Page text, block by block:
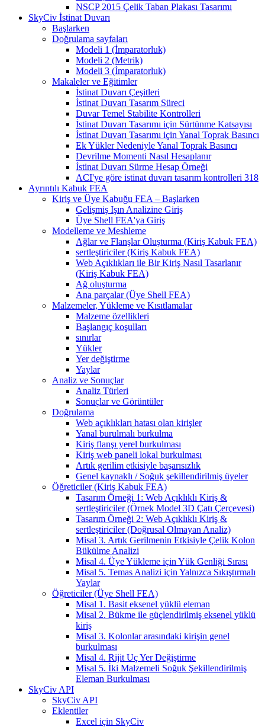
NSCP 2015 Çelik Taban Plakası Tasarımı
SkyCiv İstinat Duvarı
Başlarken
Doğrulama sayfaları
Modeli 1 (İmparatorluk)
Modeli 2 (Metrik)
Modeli 3 (İmparatorluk)
Makaleler ve Eğitimler
İstinat Duvarı Çeşitleri
İstinat Duvarı Tasarım Süreci
Duvar Temel Stabilite Kontrolleri
İstinat Duvarı Tasarımı için Sürtünme Katsayısı
İstinat Duvarı Tasarımı için Yanal Toprak Basıncı
Ek Yükler Nedeniyle Yanal Toprak Basıncı
Devrilme Momenti Nasıl Hesaplanır
İstinat Duvarı Sürme Hesap Örneği
ACI'ye göre istinat duvarı tasarım kontrolleri 318
Ayrıntılı Kabuk FEA
Kiriş ve Üye Kabuğu FEA – Başlarken
Gelişmiş Işın Analizine Giriş
Üye Shell FEA'ya Giriş
Modelleme ve Meshleme
Ağlar ve Flanşlar Oluşturma (Kiriş Kabuk FEA)
sertleştiriciler (Kiriş Kabuk FEA)
Web Açıklıkları ile Bir Kiriş Nasıl Tasarlanır
(Kiriş Kabuk FEA)
Ağ oluşturma
Ana parçalar (Üye Shell FEA)
Malzemeler, Yükleme ve Kısıtlamalar
Malzeme özellikleri
Başlangıç ​​koşulları
sınırlar
Yükler
Yer değiştirme
Yaylar
Analiz ve Sonuçlar
Analiz Türleri
Sonuçlar ve Görüntüler
Doğrulama
Web açıklıkları hatası olan kirişler
Yanal burulmalı burkulma
Kiriş flanşı yerel burkulması
Kiriş web paneli lokal burkulması
Artık gerilim etkisiyle başarısızlık
Genel kaynaklı / Soğuk şekillendirilmiş üyeler
Öğreticiler (Kiriş Kabuk FEA)
Tasarım Örneği 1: Web Açıklıklı Kiriş &
sertleştiriciler (Örnek Model 3D Çatı Çerçevesi)
Tasarım Örneği 2: Web Açıklıklı Kiriş &
sertleştiriciler (Doğrusal Olmayan Analiz)
Misal 3. Artık Gerilmenin Etkisiyle Çelik Kolon
Bükülme Analizi
Misal 4. Üye Yükleme için Yük Genliği Sırası
Misal 5. Temas Analizi için Yalnızca Sıkıştırmalı
Yaylar
Öğreticiler (Üye Shell FEA)
Misal 1. Basit eksenel yüklü eleman
Misal 2. Bükme ile güçlendirilmiş eksenel yüklü
kiriş
Misal 3. Kolonlar arasındaki kirişin genel
burkulması
Misal 4. Rijit Uç Yer Değiştirme
Misal 5. İki Malzemeli Soğuk Şekillendirilmiş
Eleman Burkulması
SkyCiv API
SkyCiv API
Eklentiler
Excel için SkyCiv